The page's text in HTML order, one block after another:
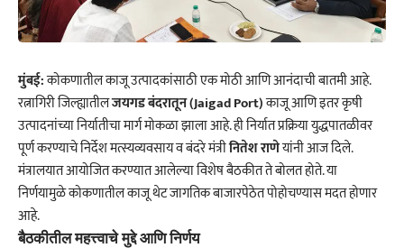
मुंबई:कोकणातील काजू उत्पादकांसाठी एक मोठी आणि आनंदाची बातमी आहे.
रत्नागिरी जिल्ह्यातीलजयगड बंदरातून (Jaigad Port)काजू आणि इतर कृषी
उत्पादनांच्या निर्यातीचा मार्ग मोकळा झाला आहे. ही निर्यात प्रक्रिया युद्धपातळीवर
पूर्ण करण्याचे निर्देशमत्स्यव्यवसाय व बंदरे मंत्रीनितेश राणेयांनी आज दिले.
​मंत्रालयात आयोजित करण्यात आलेल्या विशेष बैठकीत ते बोलत होते. या
निर्णयामुळेकोकणातील काजू थेटजागतिक बाजारपेठेत पोहोचण्यास मदत होणार
आहे.
बैठकीतील महत्त्वाचे मुद्दे आणि निर्णय